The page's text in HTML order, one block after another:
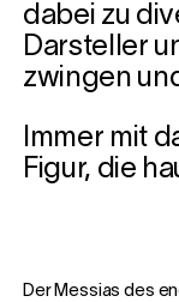
dabei zu
Darsteller
zwingen
Immer mit
Figur, die
Der Messias des